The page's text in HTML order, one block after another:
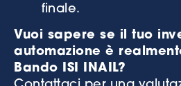
finale.
Vuoi sapere se il tuo
automazione è
Bando ISI INAIL?